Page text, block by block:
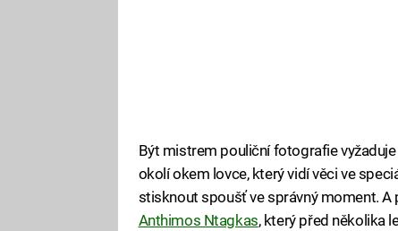
Být mistrem pouliční fotografie
okolí okem lovce, který vidí věci ve
stisknout spoušť ve správný moment. A
Anthimos Ntagkas, který před několika